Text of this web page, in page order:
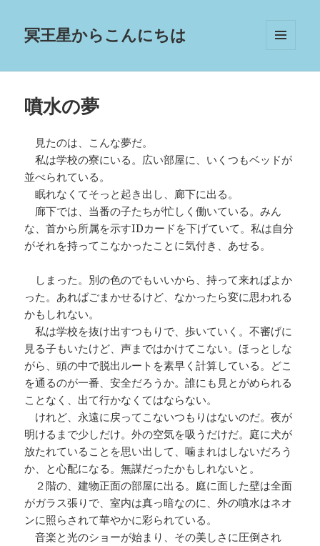
冥王星からこんにちは
ーとウ
噴水の夢
見たのは、こんな夢だ。
私は学校の寮にいる。広い部屋に、いくつもベッドが
並べられている。
眠れなくてそっと起き出し、廊下に出る。
廊下では、当番の子たちが忙しく働いている。みん
な、首から所属を示すIDカードを下げていて。私は自分
がそれを持ってこなかったことに気付き、あせる。
しまった。別の色のでもいいから、持って来ればよか
った。あればごまかせるけど、なかったら変に思われる
かもしれない。
私は学校を抜け出すつもりで、歩いていく。不審げに
見る子もいたけど、声まではかけてこない。ほっとしな
がら、頭の中で脱出ルートを素早く計算している。どこ
を通るのが一番、安全だろうか。誰にも見とがめられる
ことなく、出て行かなくてはならない。
けれど、永遠に戻ってこないつもりはないのだ。夜が
明けるまで少しだけ。外の空気を吸うだけだ。庭に犬が
放たれていることを思い出して、噛まれはしないだろう
か、と心配になる。無謀だったかもしれないと。
２階の、建物正面の部屋に出る。庭に面した壁は全面
がガラス張りで、室内は真っ暗なのに、外の噴水はネオ
ンに照らされて華やかに彩られている。
音楽と光のショーが始まり、その美しさに圧倒され